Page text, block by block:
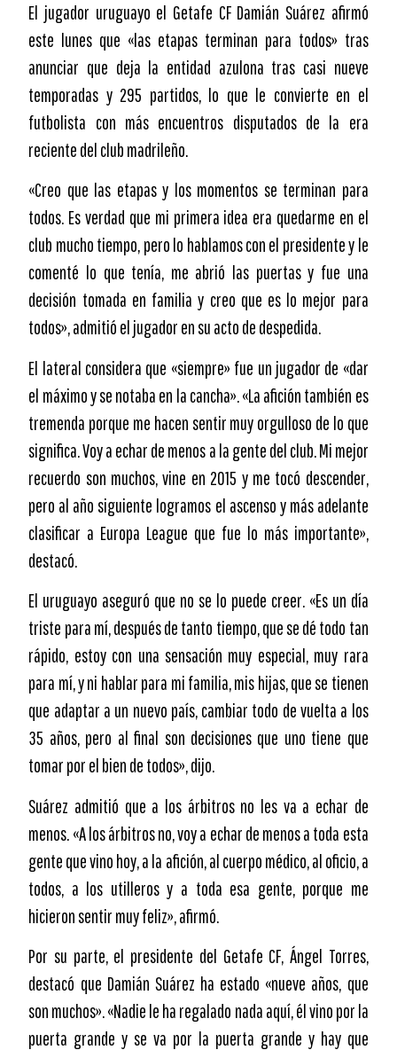
El jugador uruguayo el Getafe CF Damián Suárez afirmó
este lunes que «las etapas terminan para todos» tras
anunciar que deja la entidad azulona tras casi nueve
temporadas y 295 partidos, lo que le convierte en el
futbolista con más encuentros disputados de la era
reciente del club madrileño.
«Creo que las etapas y los momentos se terminan para
todos. Es verdad que mi primera idea era quedarme en el
club mucho tiempo, pero lo hablamos con el presidente y le
comenté lo que tenía, me abrió las puertas y fue una
decisión tomada en familia y creo que es lo mejor para
todos», admitió el jugador en su acto de despedida.
El lateral considera que «siempre» fue un jugador de «dar
el máximo y se notaba en la cancha». «La afición también es
tremenda porque me hacen sentir muy orgulloso de lo que
significa. Voy a echar de menos a la gente del club. Mi mejor
recuerdo son muchos, vine en 2015 y me tocó descender,
pero al año siguiente logramos el ascenso y más adelante
clasificar a Europa League que fue lo más importante»,
destacó.
El uruguayo aseguró que no se lo puede creer. «Es un día
triste para mí, después de tanto tiempo, que se dé todo tan
rápido, estoy con una sensación muy especial, muy rara
para mí, y ni hablar para mi familia, mis hijas, que se tienen
que adaptar a un nuevo país, cambiar todo de vuelta a los
35 años, pero al final son decisiones que uno tiene que
tomar por el bien de todos», dijo.
Suárez admitió que a los árbitros no les va a echar de
menos. «A los árbitros no, voy a echar de menos a toda esta
gente que vino hoy, a la afición, al cuerpo médico, al oficio, a
todos, a los utilleros y a toda esa gente, porque me
hicieron sentir muy feliz», afirmó.
Por su parte, el presidente del Getafe CF, Ángel Torres,
destacó que Damián Suárez ha estado «nueve años, que
son muchos». «Nadie le ha regalado nada aquí, él vino por la
puerta grande y se va por la puerta grande y hay que